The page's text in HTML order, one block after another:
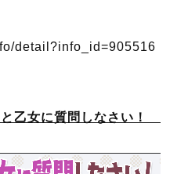
detail?info_id=905516
乙女に質問しなさい！